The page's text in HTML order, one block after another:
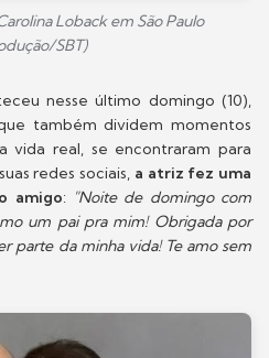
Loback em São Paulo
SBT)
nesse último domingo (10),
também dividem momentos
vida real, se encontraram para
redes sociais, a atriz fez uma
amigo: "Noite de domingo com
um pai pra mim! Obrigada por
parte da minha vida! Te amo sem